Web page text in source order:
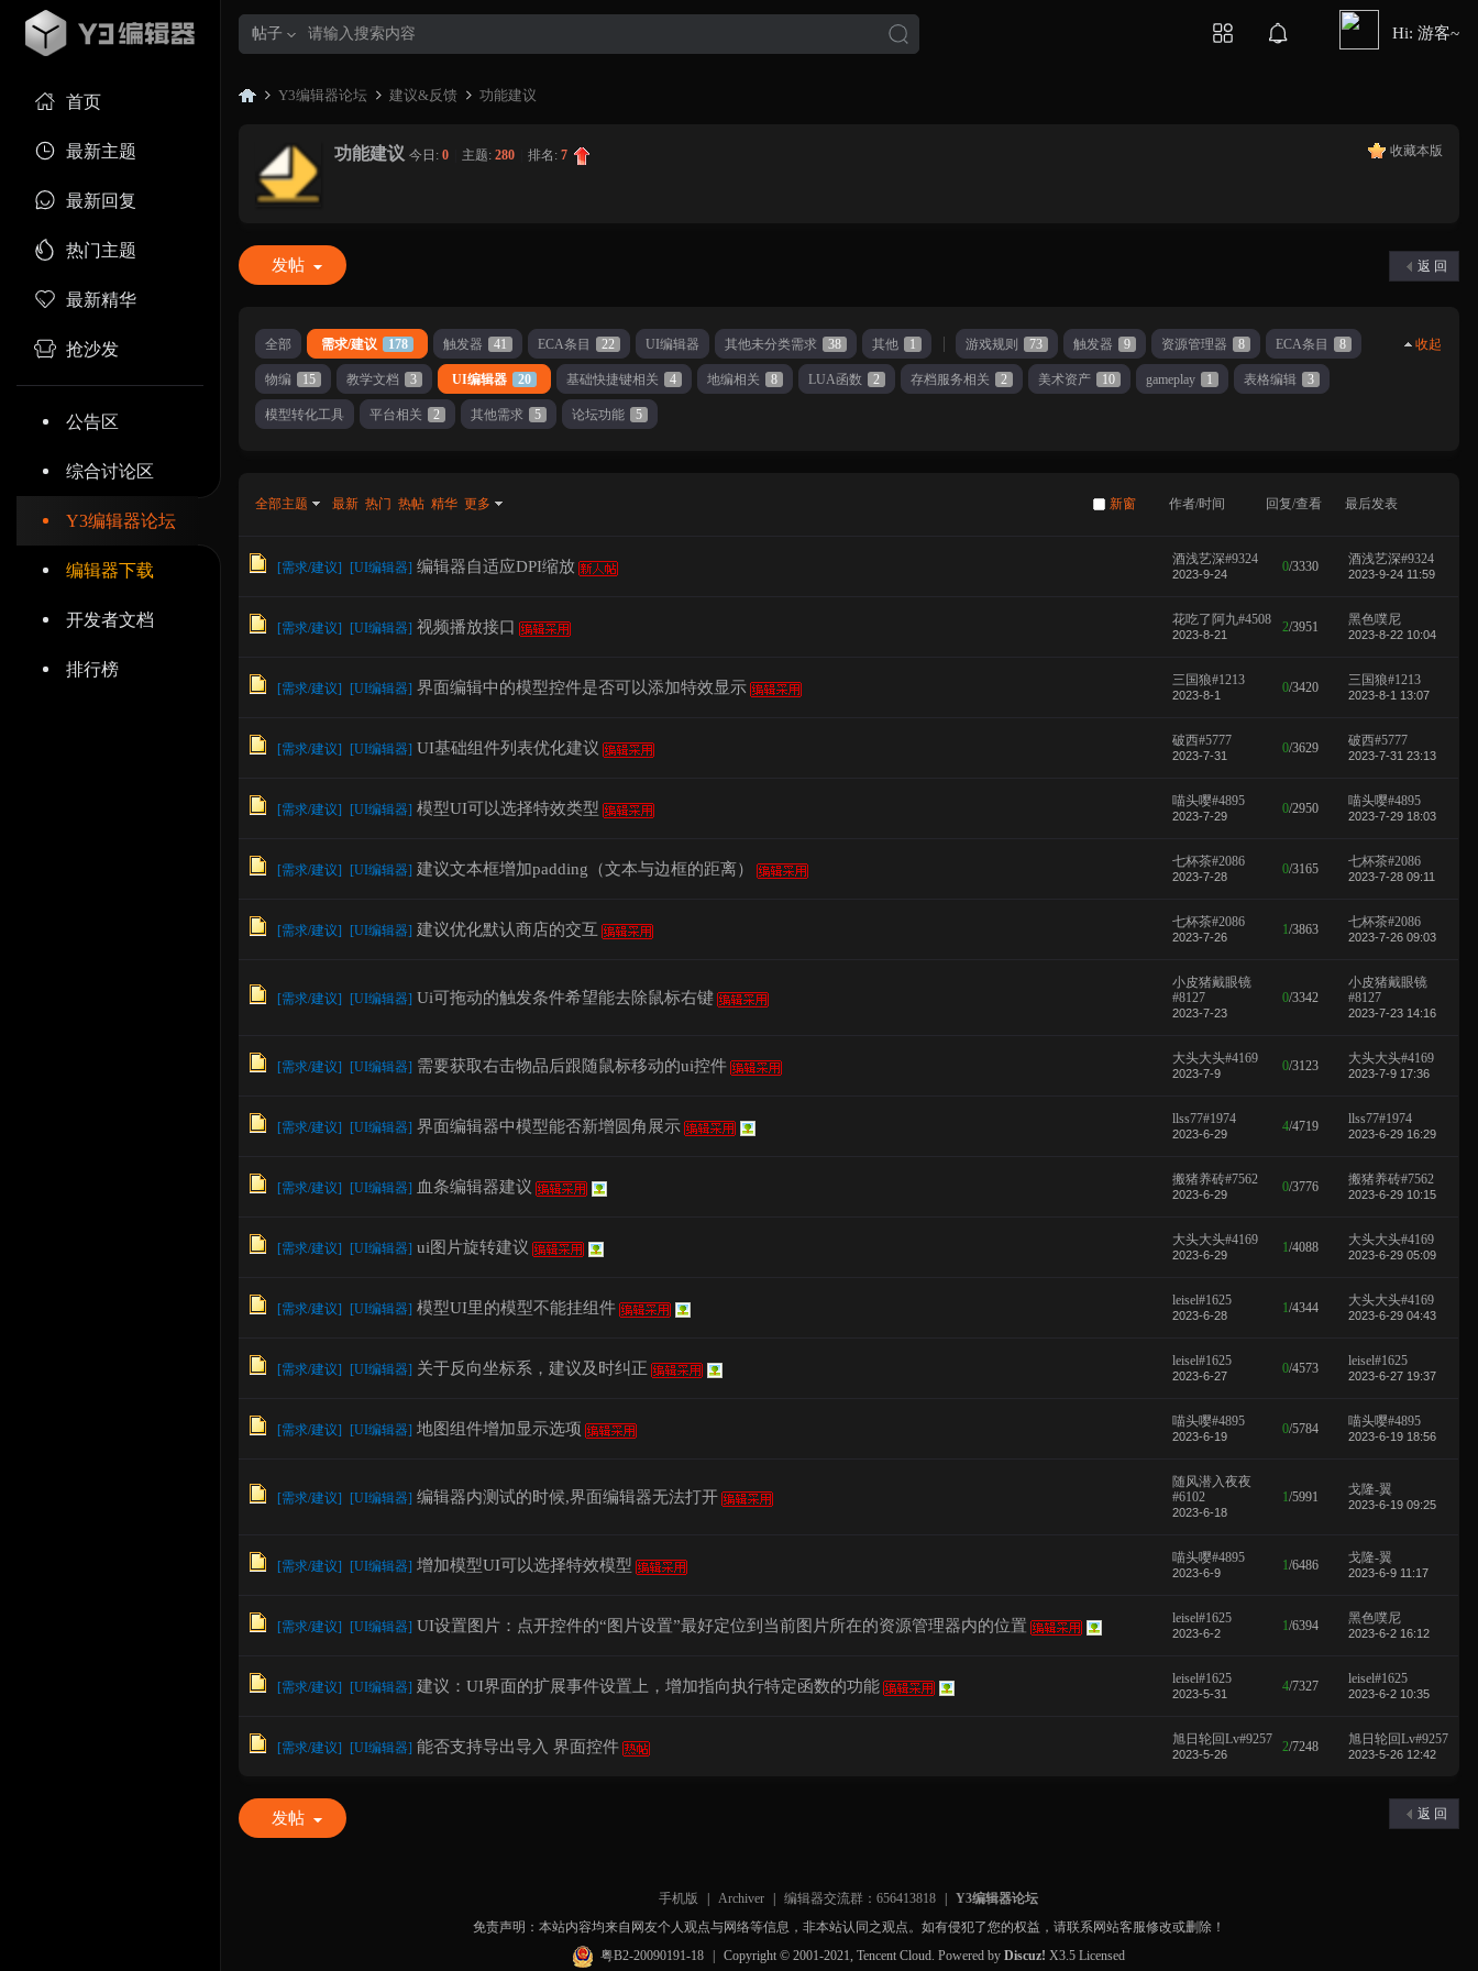
首页
最新主题
最新回复
热门主题
最新精华
抢沙发
公告区
综合讨论区
Y3编辑器论坛
编辑器下载
开发者文档
排行榜
帖子 Hi: 游客~
辑
论
»
Y3编辑器论坛 建议&反馈 功能建议
收藏本版
功能建议 今日:0 主题:280 排名:7
返 回
发帖
收起
全部 需求/建议 178 触发器 41 ECA条目 22 UI编辑器 其他未分类需求 38 其他 1 游戏规则 73 触发器 9 资源管理器 8 ECA条目 8
物编 15 教学文档 3 UI编辑器 20 基础快捷键相关 4 地编相关 8 LUA函数 2 存档服务相关 2 美术资产 10 gameplay 1 表格编辑 3
模型转化工具 平台相关 2 其他需求 5 论坛功能 5
新窗
全部主题 最新 热门 热帖 精华 更多 作者/时间 回复/查看 最后发表
[需求/建议] [UI编辑器] 编辑器自适应DPI缩放 酒浅艺深#9324
2023-9-24 0/3330 酒浅艺深#9324
2023-9-24 11:59
[需求/建议] [UI编辑器] 视频播放接口 花吃了阿九#4508
2023-8-21 2/3951 黑色噗尼
2023-8-22 10:04
[需求/建议] [UI编辑器] 界面编辑中的模型控件是否可以添加特效显示 三国狼#1213
2023-8-1 0/3420 三国狼#1213
2023-8-1 13:07
[需求/建议] [UI编辑器] UI基础组件列表优化建议 破西#5777
2023-7-31 0/3629 破西#5777
2023-7-31 23:13
[需求/建议] [UI编辑器] 模型UI可以选择特效类型 喵头嘤#4895
2023-7-29 0/2950 喵头嘤#4895
2023-7-29 18:03
[需求/建议] [UI编辑器] 建议文本框增加padding（文本与边框的距离） 七杯茶#2086
2023-7-28 0/3165 七杯茶#2086
2023-7-28 09:11
[需求/建议] [UI编辑器] 建议优化默认商店的交互 七杯茶#2086
2023-7-26 1/3863 七杯茶#2086
2023-7-26 09:03
[需求/建议] [UI编辑器] Ui可拖动的触发条件希望能去除鼠标右键
小皮猪戴眼镜
#8127
2023-7-23
0/3342
小皮猪戴眼镜
#8127
2023-7-23 14:16
[需求/建议] [UI编辑器] 需要获取右击物品后跟随鼠标移动的ui控件 大头大头#4169
2023-7-9 0/3123 大头大头#4169
2023-7-9 17:36
[需求/建议] [UI编辑器] 界面编辑器中模型能否新增圆角展示 llss77#1974
2023-6-29 4/4719 llss77#1974
2023-6-29 16:29
[需求/建议] [UI编辑器] 血条编辑器建议 搬猪养砖#7562
2023-6-29 0/3776 搬猪养砖#7562
2023-6-29 10:15
[需求/建议] [UI编辑器] ui图片旋转建议 大头大头#4169
2023-6-29 1/4088 大头大头#4169
2023-6-29 05:09
[需求/建议] [UI编辑器] 模型UI里的模型不能挂组件 leisel#1625
2023-6-28 1/4344 大头大头#4169
2023-6-29 04:43
[需求/建议] [UI编辑器] 关于反向坐标系，建议及时纠正 leisel#1625
2023-6-27 0/4573 leisel#1625
2023-6-27 19:37
[需求/建议] [UI编辑器] 地图组件增加显示选项 喵头嘤#4895
2023-6-19 0/5784 喵头嘤#4895
2023-6-19 18:56
[需求/建议] [UI编辑器] 编辑器内测试的时候,界面编辑器无法打开
随风潜入夜夜
#6102
2023-6-18
1/5991 戈隆-翼
2023-6-19 09:25
[需求/建议] [UI编辑器] 增加模型UI可以选择特效模型 喵头嘤#4895
2023-6-9 1/6486 戈隆-翼
2023-6-9 11:17
[需求/建议] [UI编辑器] UI设置图片：点开控件的“图片设置”最好定位到当前图片所在的资源管理器内的位置 leisel#1625
2023-6-2 1/6394 黑色噗尼
2023-6-2 16:12
[需求/建议] [UI编辑器] 建议：UI界面的扩展事件设置上，增加指向执行特定函数的功能 leisel#1625
2023-5-31 4/7327 leisel#1625
2023-6-2 10:35
[需求/建议] [UI编辑器] 能否支持导出导入 界面控件 旭日轮回Lv#9257
2023-5-26 2/7248 旭日轮回Lv#9257
2023-5-26 12:42
返 回
发帖
手机版 Archiver 编辑器交流群：656413818
Y3编辑器论坛
免责声明：本站内容均来自网友个人观点与网络等信息，非本站认同之观点。如有侵犯了您的权益，请联系网站客服修改或删除！
粤B2-20090191-18
Copyright © 2001-2021, Tencent Cloud. Powered byDiscuz! X3.5 Licensed